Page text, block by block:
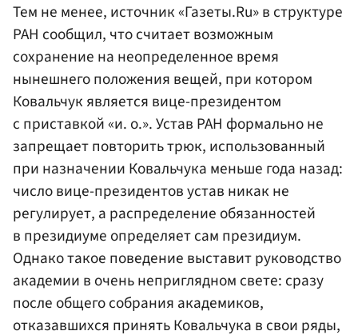
Тем не менее, источник «Газеты.Ru» в структуре
РАН сообщил, что считает возможным
сохранение на неопределенное время
нынешнего положения вещей, при котором
Ковальчук является вице-президентом
с приставкой «и. о.». Устав РАН формально не
запрещает повторить трюк, использованный
при назначении Ковальчука меньше года назад:
число вице-президентов устав никак не
регулирует, а распределение обязанностей
в президиуме определяет сам президиум.
Однако такое поведение выставит руководство
академии в очень неприглядном свете: сразу
после общего собрания академиков,
отказавшихся принять Ковальчука в свои ряды,